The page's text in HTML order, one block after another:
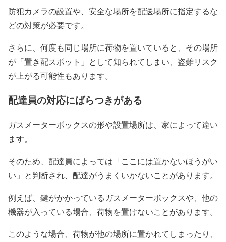
防犯カメラの設置や、安全な場所を配送場所に指定するな
どの対策が必要です。
さらに、何度も同じ場所に荷物を置いていると、その場所
が「置き配スポット」として知られてしまい、盗難リスク
が上がる可能性もあります。
配達員の対応にばらつきがある
ガスメーターボックスの形や設置場所は、家によって違い
ます。
そのため、配達員によっては「ここには置かないほうがい
い」と判断され、配達がうまくいかないことがあります。
例えば、鍵がかかっているガスメーターボックスや、他の
機器が入っている場合、荷物を置けないことがあります。
このような場合、荷物が他の場所に置かれてしまったり、